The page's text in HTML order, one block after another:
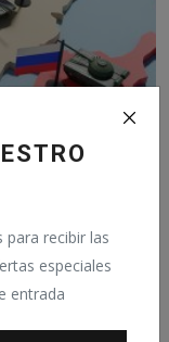
para recibir las
especiales
entrada
la guerra